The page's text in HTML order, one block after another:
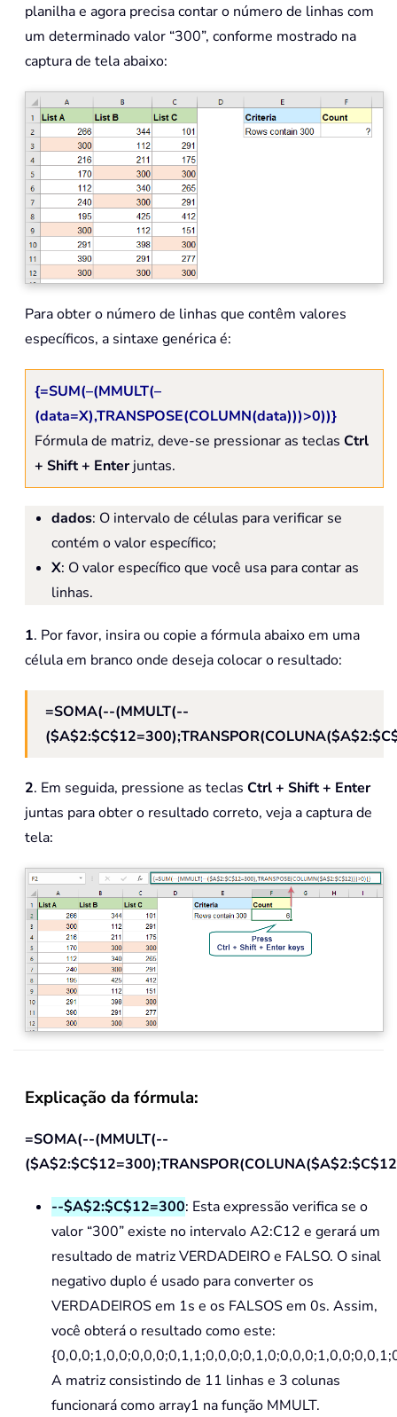
planilha e agora precisa contar o número de linhas com
um determinado valor “300”, conforme mostrado na
captura de tela abaixo:
Para obter o número de linhas que contêm valores
específicos, a sintaxe genérica é:
{=SUM(–(MMULT(–
(data=X),TRANSPOSE(COLUMN(data)))>0))}
Fórmula de matriz, deve-se pressionar as teclas Ctrl
+ Shift + Enterjuntas.
dados: O intervalo de células para verificar se
contém o valor específico;
X: O valor específico que você usa para contar as
linhas.
1. Por favor, insira ou copie a fórmula abaixo em uma
célula em branco onde deseja colocar o resultado:
=SOMA(--(MMULT(--
2. Em seguida, pressione as teclas Ctrl + Shift + Enter
juntas para obter o resultado correto, veja a captura de
tela:
Explicação da fórmula:
=SOMA(--(MMULT(--
--$A$2:$C$12=300: Esta expressão verifica se o
valor “300” existe no intervalo A2:C12 e gerará um
resultado de matriz VERDADEIRO e FALSO. O sinal
negativo duplo é usado para converter os
VERDADEIROS em 1s e os FALSOS em 0s. Assim,
você obterá o resultado como este:
A matriz consistindo de 11 linhas e 3 colunas
funcionará como array1 na função MMULT.